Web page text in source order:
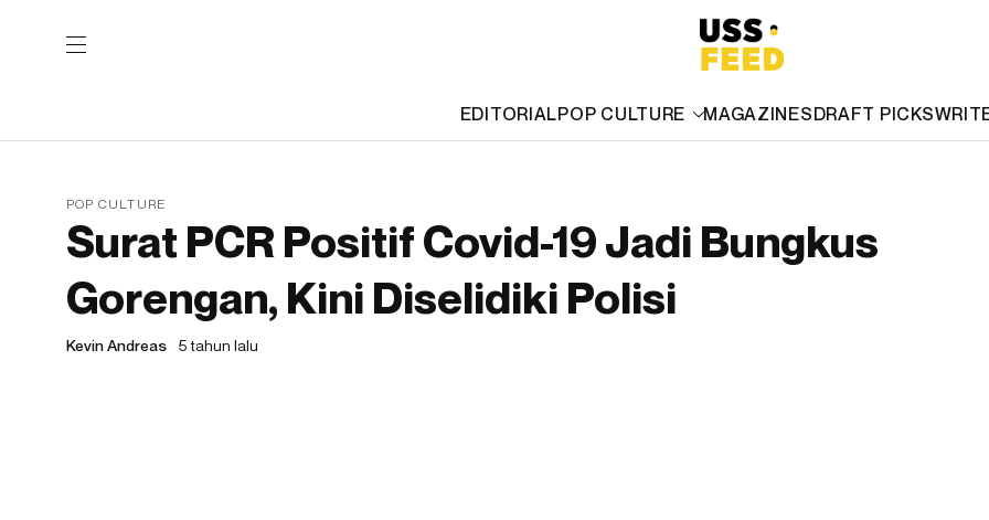
EDITORIALPOP CULTURE MAGAZINESDRAFT PICKS
POP CULTURE
Surat PCR Positif Covid-19 Jadi Bungkus
Gorengan, Kini Diselidiki Polisi
Kevin Andreas 5 tahun lalu